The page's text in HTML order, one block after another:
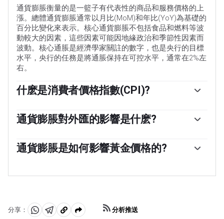
通貨膨脹衡量的是一籃子有代表性的商品和服務價格的上
漲。總體通貨膨脹通常以月比(MoM)和年比(YoY)為基礎的
百分比變化來表示。核心通貨膨脹不包括食品和燃料等波
動較大的因素，這些因素可能因地緣政治和季節性因素而
波動。核心通脹是經濟學家關註的數字，也是央行的目標
水平，央行的任務是將通脹保持在可控水平，通常在2%左
右。
什麽是消費者價格指數(CPI)?
的價格變化。它通常以月環比(MoM)和年同比(YoY)的百分
比變化來表示。核心CPI是各國央行的目標，因為它不包括
會導致更高的利率，反之亦然，當它低於2%時。由於較高
的利率對貨幣有利，較高的通貨膨脹通常會導致貨幣走
通貨膨脹對外匯的影響是什麽?
有悖常理，反之亦然。這是因為央行通常會提高利率以對
抗更高的通脹，這會吸引更多的全球資本流入，這些投資
通貨膨脹是如何影響黃金價格的?
能保值，雖然投資者在市場極端動蕩時期仍然會購買黃
利率對黃金來說是負面的，因為相對於有息資產或將錢存
入現金存款賬戶，它們增加了持有黃金的機會成本。另一
分享：
分 分 複
分析推送